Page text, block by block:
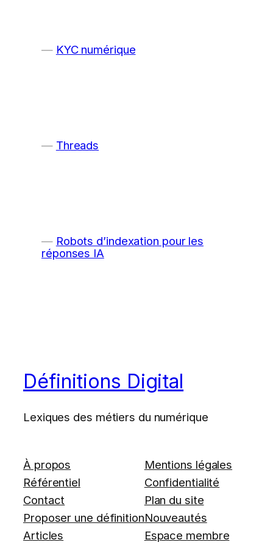
KYC numérique
Threads
Robots d’indexation pour les
réponses IA
Définitions Digital
Lexiques des métiers du numérique
À propos
Référentiel
Contact
Proposer une définition
Articles
Mentions légales
Confidentialité
Plan du site
Nouveautés
Espace membre